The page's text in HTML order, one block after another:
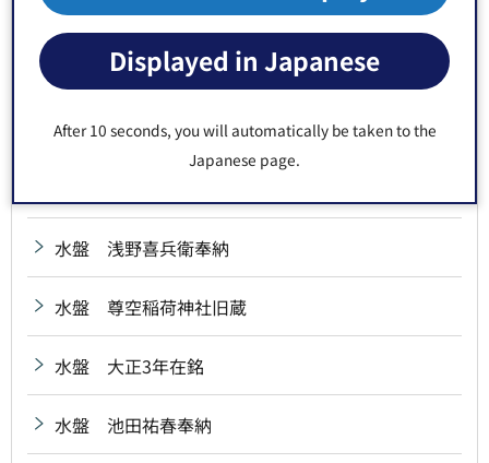
Displayed in Japanese
After 10 seconds, you will automatically be taken to the
Japanese page.
水盤 小倉藩宮本源兵衛興根奉納
水盤 昭和11年在銘
水盤 昭和14年在銘
水盤 浅野喜兵衛奉納
水盤 尊空稲荷神社旧蔵
水盤 大正3年在銘
水盤 池田祐春奉納